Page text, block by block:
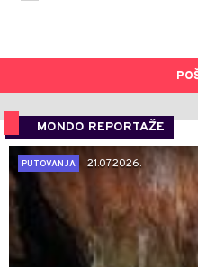
MONDO REPORTAŽE
PUTOVANJA
21.07.2026.